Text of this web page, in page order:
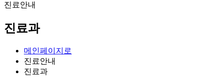
진료안내
진료과
메인페이지로
진료안내
진료과